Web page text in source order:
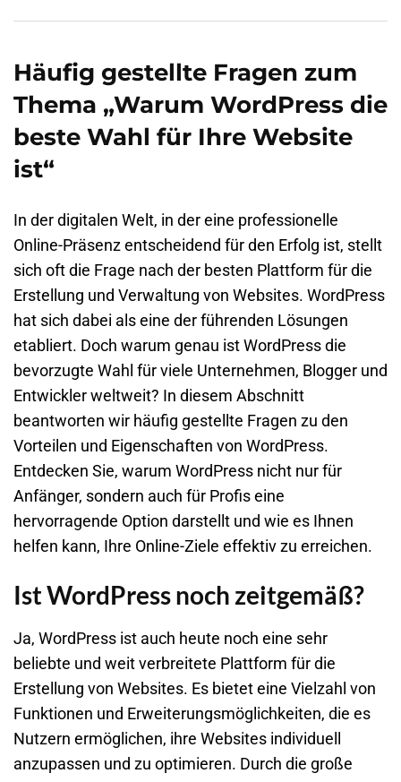
Häufig gestellte Fragen zum
Thema „Warum WordPress die
beste Wahl für Ihre Website
ist“
In der digitalen Welt, in der eine professionelle
Online-Präsenz entscheidend für den Erfolg ist, stellt
sich oft die Frage nach der besten Plattform für die
Erstellung und Verwaltung von Websites. WordPress
hat sich dabei als eine der führenden Lösungen
etabliert. Doch warum genau ist WordPress die
bevorzugte Wahl für viele Unternehmen, Blogger und
Entwickler weltweit? In diesem Abschnitt
beantworten wir häufig gestellte Fragen zu den
Vorteilen und Eigenschaften von WordPress.
Entdecken Sie, warum WordPress nicht nur für
Anfänger, sondern auch für Profis eine
hervorragende Option darstellt und wie es Ihnen
helfen kann, Ihre Online-Ziele effektiv zu erreichen.
Ist WordPress noch zeitgemäß?
Ja, WordPress ist auch heute noch eine sehr
beliebte und weit verbreitete Plattform für die
Erstellung von Websites. Es bietet eine Vielzahl von
Funktionen und Erweiterungsmöglichkeiten, die es
Nutzern ermöglichen, ihre Websites individuell
anzupassen und zu optimieren. Durch die große